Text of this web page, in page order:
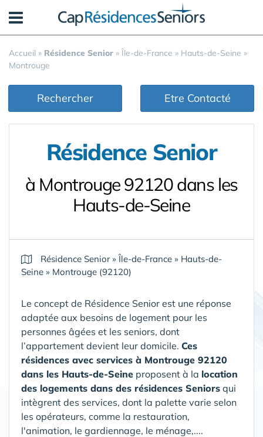
Accueil » Résidence Senior » Île-de-France » Hauts-de-Seine »
Montrouge
Rechercher Etre Contacté
Résidence Senior
à Montrouge 92120 dans les
Hauts-de-Seine
Résidence Senior»Île-de-France » Hauts-de-
Seine » Montrouge (92120)
Le concept de Résidence Senior est une réponse
adaptée aux besoins de logement pour les
personnes âgées et les seniors, dont
l’appartement devient leur domicile. Ces
résidences avec services à Montrouge 92120
dans les Hauts-de-Seine proposent à la location
des logements dans des résidences Seniors qui
intègrent des services, dont la palette varie selon
les opérateurs, comme la restauration,
l'animation, le gardiennage, le ménage,....